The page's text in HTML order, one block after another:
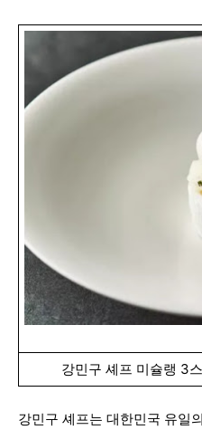
강민구 셰프 미슐랭 3
강민구 셰프는 대한민국 유일